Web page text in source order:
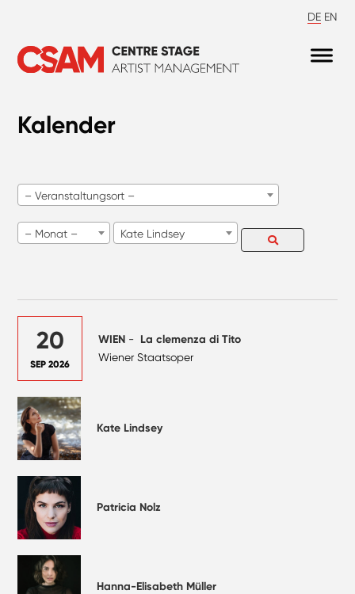
DE EN
Kalender
– Veranstaltungsort –
– Monat – Kate Lindsey
20
SEP 2026
WIEN - La clemenza di Tito
Wiener Staatsoper
Kate Lindsey
Patricia Nolz
Hanna-Elisabeth Müller